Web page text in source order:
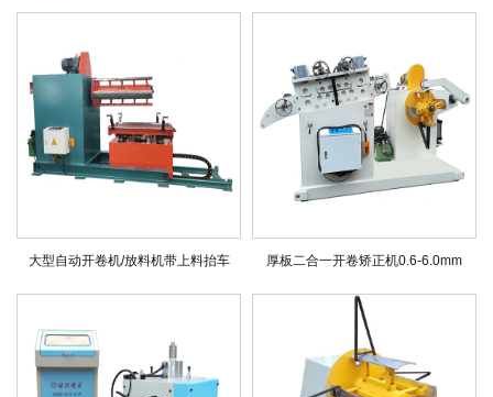
大型自动开卷机/放料机带上料抬车 厚板二合一开卷矫正机0.6-6.0mm